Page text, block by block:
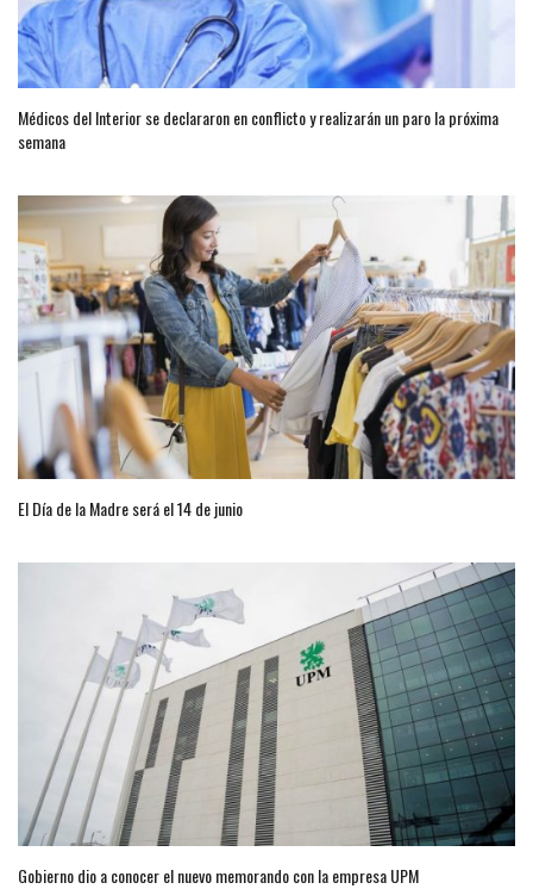
Médicos del Interior se declararon en conflicto y realizarán un paro la próxima
semana
El Día de la Madre será el 14 de junio
Gobierno dio a conocer el nuevo memorando con la empresa UPM